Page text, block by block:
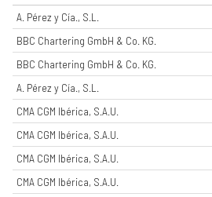
A. Pérez y Cía., S.L.
BBC Chartering GmbH & Co. KG.
BBC Chartering GmbH & Co. KG.
A. Pérez y Cía., S.L.
CMA CGM Ibérica, S.A.U.
CMA CGM Ibérica, S.A.U.
CMA CGM Ibérica, S.A.U.
CMA CGM Ibérica, S.A.U.